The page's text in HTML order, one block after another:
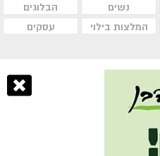
נשים
הבלוגים
המלצות בילוי
עסקים